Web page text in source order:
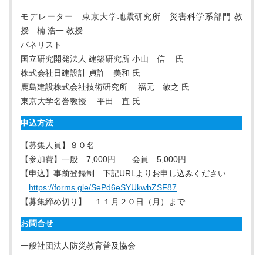
モデレーター 東京大学地震研究所 災害科学系部門 教
授 楠 浩一 教授
パネリスト
国立研究開発法人 建築研究所 小山 信 氏
株式会社日建設計 貞許 美和 氏
鹿島建設株式会社技術研究所 福元 敏之 氏
東京大学名誉教授 平田 直 氏
申込方法
【募集人員】８０名
【参加費】一般 7,000円 会員 5,000円
【申込】事前登録制 下記URLよりお申し込みください
https://forms.gle/SePd6eSYUkwbZSF87
【募集締め切り】 １１月２０日（月）まで
お問合せ
一般社団法人防災教育普及協会